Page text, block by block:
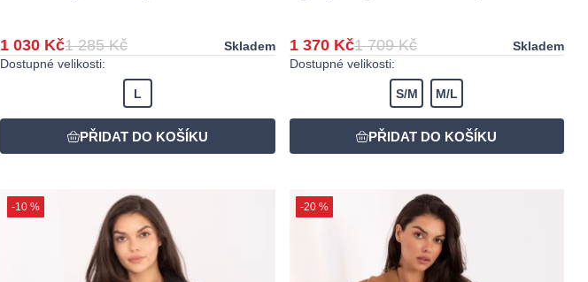
1 030 Kč1 285 Kč
Skladem
Dostupné velikosti:
L
1 370 Kč1 709 Kč
Skladem
Dostupné velikosti:
S/M M/L
-10 % -20 %